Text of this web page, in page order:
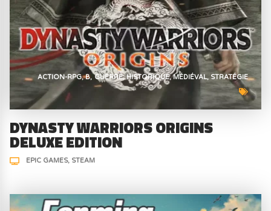
ACTION-RPG B GUERRE HISTORIQUE MÉDIÉVAL STRATÉGIE
DYNASTY WARRIORS ORIGINS
DELUXE EDITION
EPIC GAMES STEAM